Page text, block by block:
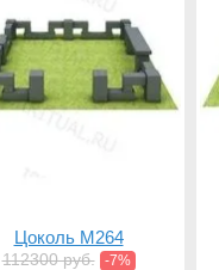
Цоколь M264
112300 руб. -7%